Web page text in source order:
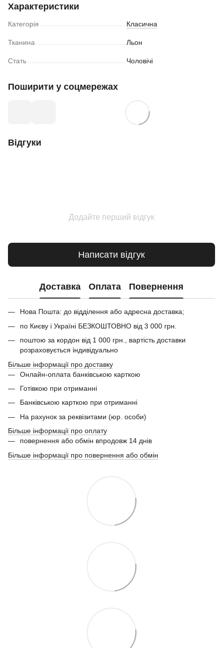
Характеристики
Категорія Класична
Тканина Льон
Стать Чоловічі
Поширити у соцмережах
Відгуки
Додайте перший відгук
Написати відгук
Доставка Оплата Повернення
Нова Пошта: до відділення або адресна доставка;
по Києву і Україні БЕЗКОШТОВНО від 3 000 грн.
поштою за кордон від 1 000 грн., вартість доставки
розраховується індивідуально
Більше інформації про доставку
Онлайн-оплата банківською карткою
Готівкою при отриманні
Банківською карткою при отриманні
На рахунок за реквізитами (юр. особи)
Більше інформації про оплату
повернення або обмін впродовж 14 днів
Більше інформації про повернення або обмін